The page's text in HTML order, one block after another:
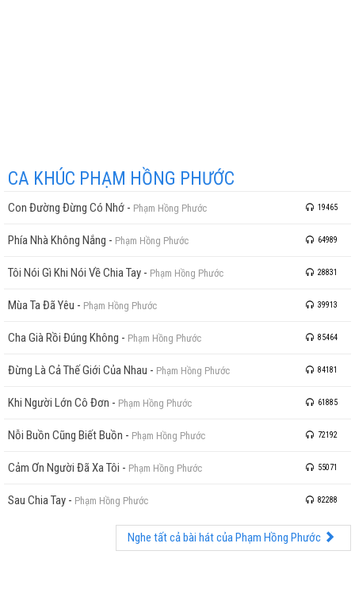
CA KHÚC PHẠM HỒNG PHƯỚC
Con Đường Đừng Có Nhớ - Phạm Hồng Phước 19465
Phía Nhà Không Nắng - Phạm Hồng Phước 64989
Tôi Nói Gì Khi Nói Về Chia Tay - Phạm Hồng Phước 28831
Mùa Ta Đã Yêu - Phạm Hồng Phước 39913
Cha Già Rồi Đúng Không - Phạm Hồng Phước 85464
Đừng Là Cả Thế Giới Của Nhau - Phạm Hồng Phước 84181
Khi Người Lớn Cô Đơn - Phạm Hồng Phước 61885
Nỗi Buồn Cũng Biết Buồn - Phạm Hồng Phước 72192
Cảm Ơn Người Đã Xa Tôi - Phạm Hồng Phước 55071
Sau Chia Tay - Phạm Hồng Phước 82288
Nghe tất cả bài hát của Phạm Hồng Phước